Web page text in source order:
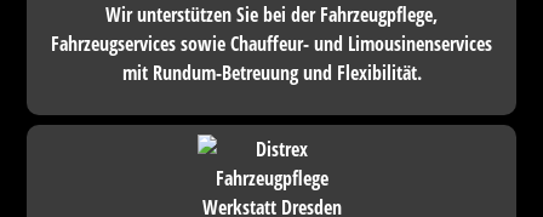
Wir unterstützen Sie bei der Fahrzeugpflege,
Fahrzeugservices sowie Chauffeur- und Limousinenservices
mit Rundum-Betreuung und Flexibilität.